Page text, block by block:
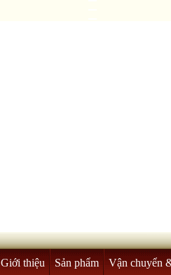
Giới thiệu Sản phẩm Vận chuyển